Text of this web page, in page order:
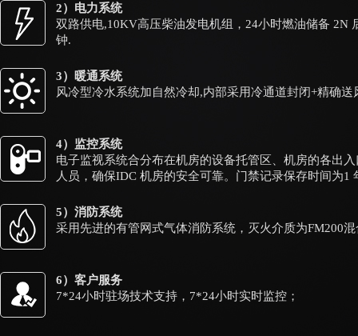
2）电力系统
双路供电,10KV高压柴油发电机组，24小时燃油储备 2N
钟.
3）暖通系统
风冷型冷水系统加自然冷却,内部采用冷通道封闭+精确送
4）监控系统
电子监视系统合分布在机房的设备托管区、机房的各出
人员，确保IDC 机房的安全可靠。门禁记录保存时间为1
5）消防系统
采用先进的有管网式气体消防系统，灭火介质为FM200
6）客户服务
7*24小时驻场技术支持，7*24小时实时监控；